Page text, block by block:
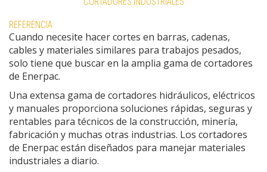
REFERENCIA:
Cuando necesite hacer cortes en barras, cadenas,
cables y materiales similares para trabajos pesados,
solo tiene que buscar en la amplia gama de cortadores
de Enerpac.
Una extensa gama de cortadores hidráulicos, eléctricos
y manuales proporciona soluciones rápidas, seguras y
rentables para técnicos de la construcción, minería,
fabricación y muchas otras industrias. Los cortadores
de Enerpac están diseñados para manejar materiales
industriales a diario.